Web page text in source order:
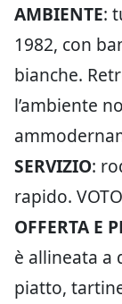
AMBIENTE:
1982, con
bianche.
l’ambiente
SERVIZIO:
rapido.
OFFERTA E
è allineata a
piatto,